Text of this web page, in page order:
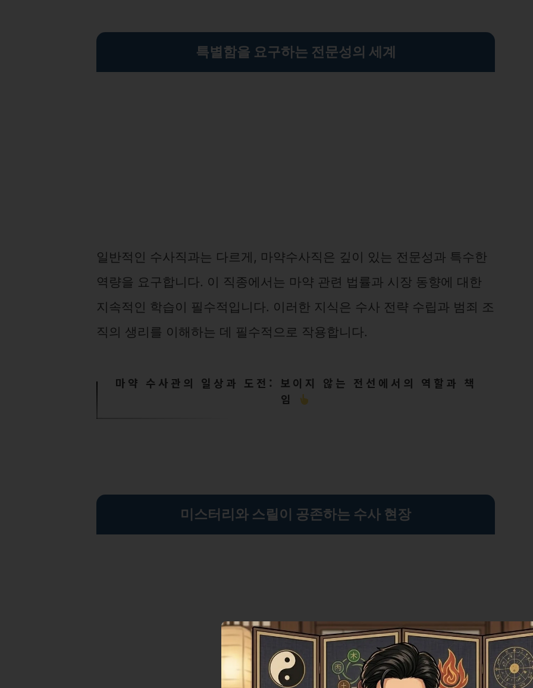
특별함을 요구하는 전문성의 세계
일반적인 수사직과는 다르게, 마약수사직은 깊이 있는 전문성과 특수한
역량을 요구합니다. 이 직종에서는 마약 관련 법률과 시장 동향에 대한
지속적인 학습이 필수적입니다. 이러한 지식은 수사 전략 수립과 범죄 조
직의 생리를 이해하는 데 필수적으로 작용합니다.
마약 수사관의 일상과 도전: 보이지 않는 전선에서의 역할과 책
임
미스터리와 스릴이 공존하는 수사 현장